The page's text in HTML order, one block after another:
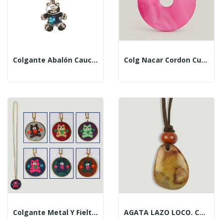
Colgante Abalón Caucho Oso Colg Nacar Cordon Cuero Don Rosa
Colgante Metal Y Fieltro. Modelo Oso AGATA LAZO LOCO. Colgante Con Cordón Antelina Y...